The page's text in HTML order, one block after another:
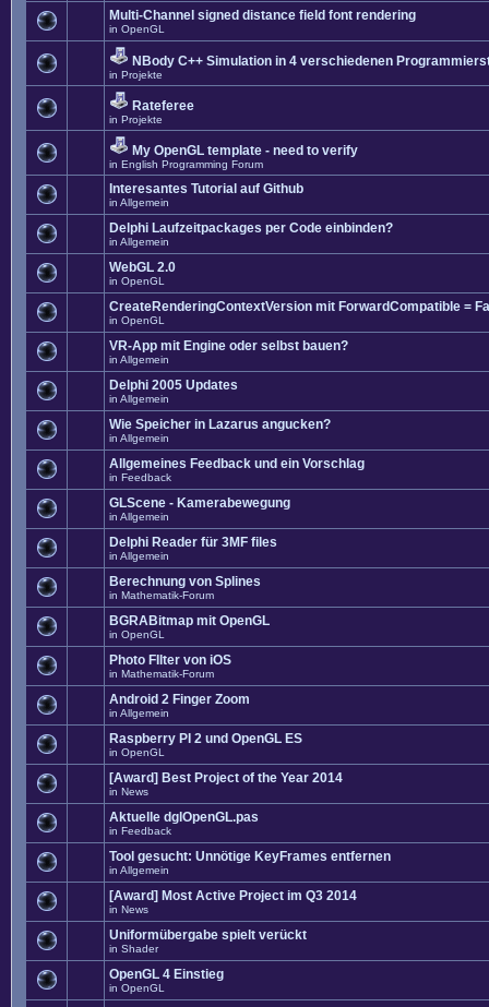
Multi-Channel signed distance field font rendering
in OpenGL
NBody C++ Simulation in 4 verschiedenen
in Projekte
Rateferee
in Projekte
My OpenGL template - need to verify
in English Programming Forum
Interesantes Tutorial auf Github
in Allgemein
Delphi Laufzeitpackages per Code einbinden?
in Allgemein
WebGL 2.0
in OpenGL
CreateRenderingContextVersion mit ForwardCompatible =
in OpenGL
VR-App mit Engine oder selbst bauen?
in Allgemein
Delphi 2005 Updates
in Allgemein
Wie Speicher in Lazarus angucken?
in Allgemein
Allgemeines Feedback und ein Vorschlag
in Feedback
GLScene - Kamerabewegung
in Allgemein
Delphi Reader für 3MF files
in Allgemein
Berechnung von Splines
in Mathematik-Forum
BGRABitmap mit OpenGL
in OpenGL
Photo FIlter von iOS
in Mathematik-Forum
Android 2 Finger Zoom
in Allgemein
Raspberry PI 2 und OpenGL ES
in OpenGL
[Award] Best Project of the Year 2014
in News
Aktuelle dglOpenGL.pas
in Feedback
Tool gesucht: Unnötige KeyFrames entfernen
in Allgemein
[Award] Most Active Project im Q3 2014
in News
Uniformübergabe spielt verückt
in Shader
OpenGL 4 Einstieg
in OpenGL